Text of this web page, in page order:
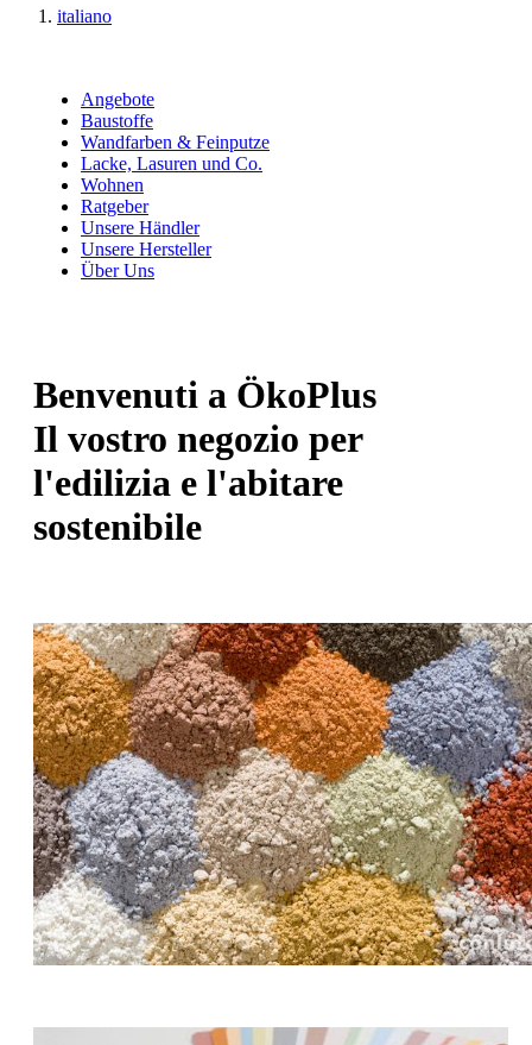
italiano
Angebote
Baustoffe
Wandfarben & Feinputze
Lacke, Lasuren und Co.
Wohnen
Ratgeber
Unsere Händler
Unsere Hersteller
Über Uns
Benvenuti a ÖkoPlus
Il vostro negozio per
l'edilizia e l'abitare
sostenibile